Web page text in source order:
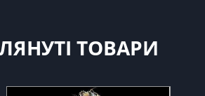
ТОВАРИ